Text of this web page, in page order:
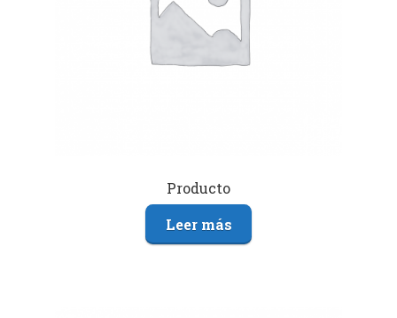
Producto
Leer más